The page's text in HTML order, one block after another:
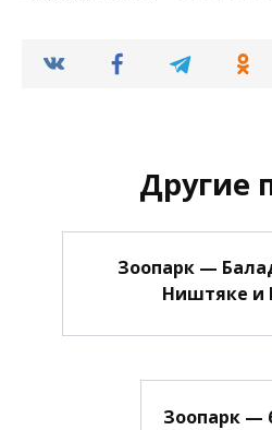
Другие
Зоопарк —
Ништяке и
Зоопарк —